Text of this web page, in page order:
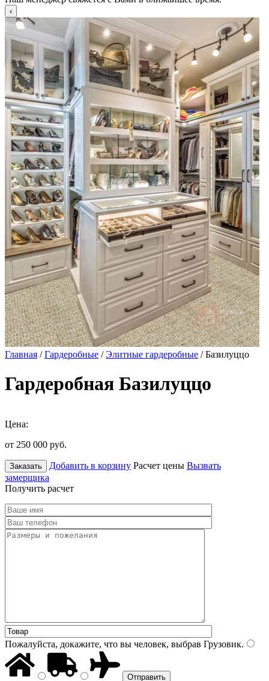
Главная /Гардеробные /Элитные гардеробные / Базилуццо
Гардеробная Базилуццо
Цена:
от 250 000 руб.
Заказать Добавить в корзину Расчет цены Вызвать
замерщика
Получить расчет
Пожалуйста, докажите, что вы человек, выбрав Грузовик.